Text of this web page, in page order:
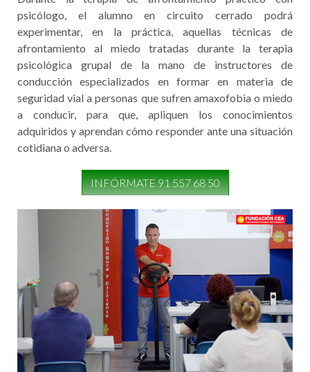
psicólogo, el alumno en circuito cerrado podrá
experimentar, en la práctica, aquellas técnicas de
afrontamiento al miedo tratadas durante la terapia
psicológica grupal de la mano de instructores de
conducción especializados en formar en materia de
seguridad vial a personas que sufren amaxofobia o miedo
a conducir, para que, apliquen los conocimientos
adquiridos y aprendan cómo responder ante una situación
cotidiana o adversa.
INFÓRMATE 91 557 68 50